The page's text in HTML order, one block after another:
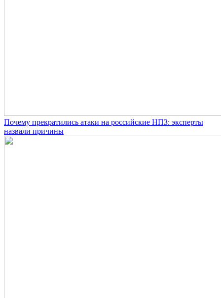
Почему прекратились атаки на российские НПЗ: эксперты
назвали причины